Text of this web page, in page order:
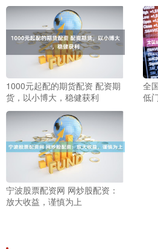
1000元起配的期货配资 配资期
货，以小博大，稳健获利
全
低
宁波股票配资网 网炒股配资：
放大收益，谨慎为上